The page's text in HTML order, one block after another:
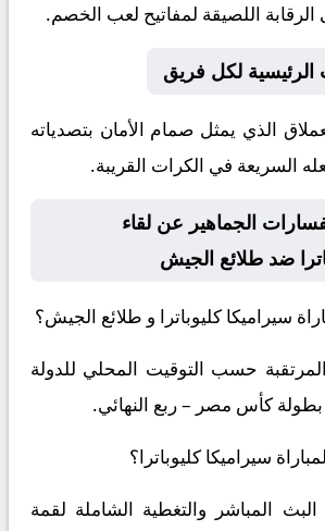
الرقابة اللصيقة لمفاتيح لعب الخصم.
الرئيسية لكل فريق
الذي يمثل صمام الأمان بتصدياته
السريعة في الكرات القريبة.
الجماهير عن لقاء
ضد طلائع الجيش
سيراميكا كليوباترا و طلائع الجيش؟
حسب التوقيت المحلي للدولة
كأس مصر – ربع النهائي.
سيراميكا كليوباترا؟
المباشر والتغطية الشاملة لقمة